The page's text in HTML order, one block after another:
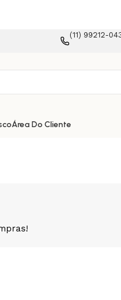
(11) 99212-
Área Do Cliente